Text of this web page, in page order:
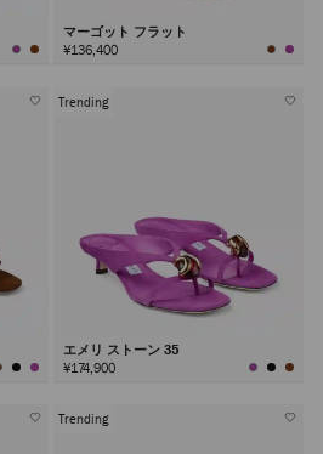
マーゴット フラット
¥136,400
Trending
エメリ ストーン 35
¥174,900
Trending